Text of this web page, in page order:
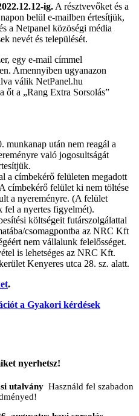
ig. A résztvevőket és a
belül e-mailben értesítjük,
a Netpanel közöségi média
nevét és települését.
egy e-mail címmel
Amennyiben ugyanazon
válik NetPanel.hu
őt a „Rang Extra Sorsolás”
munkanap után nem reagál a
való jogosultságát
a címbekérő felületen megadott
címbekérő felület ki nem töltése
a nyereményre. (A felület
fel a nyertes figyelmét).
költségeit futárszolgálattal
csomagpontba az NRC Kft
nem vállalunk felelősséget.
is lehetséges az NRC Kft.
Kenyeres utca 28. sz. alatt.
.
a Gyakori kérdések
nyerhetsz!
utalvány Használd fel szabadon